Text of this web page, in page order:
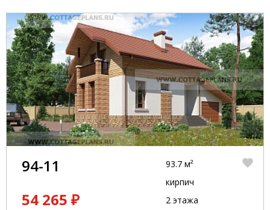
94-11
54 265 ₽
93.7 м²
кирпич
2 этажа